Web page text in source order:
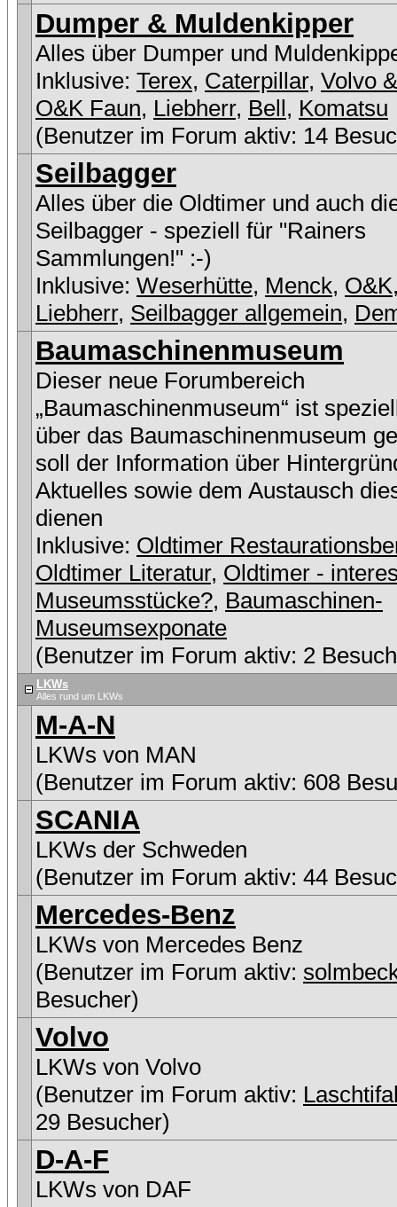
Dumper & Muldenkipper
Alles über Dumper und
Inklusive: Terex, Caterpillar, Volvo
O&K Faun, Liebherr, Bell, Komatsu
(Benutzer im Forum aktiv: 14
Seilbagger
Alles über die Oldtimer und auch
Seilbagger - speziell für "Rainers
Sammlungen!" :-)
Inklusive: Weserhütte, Menck, O&K
Liebherr, Seilbagger allgemein,
Baumaschinenmuseum
Dieser neue Forumbereich
„Baumaschinenmuseum“ ist
über das Baumaschinenmuseum
soll der Information über
Aktuelles sowie dem Austausch
dienen
Inklusive: Oldtimer
Oldtimer Literatur, Oldtimer -
Museumsstücke?, Baumaschinen-
Museumsexponate
(Benutzer im Forum aktiv: 2
LKWs
Alles rund um LKWs
M-A-N
LKWs von MAN
(Benutzer im Forum aktiv: 608
SCANIA
LKWs der Schweden
(Benutzer im Forum aktiv: 44
Mercedes-Benz
LKWs von Mercedes Benz
(Benutzer im Forum aktiv:
Besucher)
Volvo
LKWs von Volvo
(Benutzer im Forum aktiv:
29 Besucher)
D-A-F
LKWs von DAF